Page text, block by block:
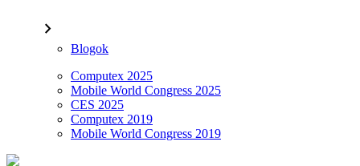
chevron_right
Blogok
Computex 2025
Mobile World Congress 2025
CES 2025
Computex 2019
Mobile World Congress 2019